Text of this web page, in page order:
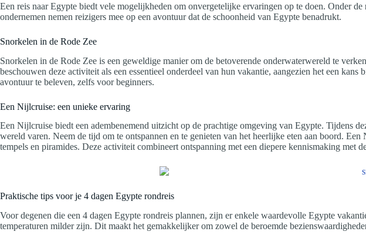
Een reis naar Egypte biedt vele mogelijkheden om onvergetelijke ervaringen op te doen. Onder
ondernemen nemen reizigers mee op een avontuur dat de schoonheid van Egypte benadrukt.
Snorkelen in de Rode Zee
Snorkelen in de Rode Zee is een geweldige manier om de betoverende onderwaterwereld te
beschouwen deze activiteit als een essentieel onderdeel van hun vakantie, aangezien het een
avontuur te beleven, zelfs voor beginners.
Een Nijlcruise: een unieke ervaring
Een Nijlcruise biedt een adembenemend uitzicht op de prachtige omgeving van Egypte. Tijdens
wereld varen. Neem de tijd om te ontspannen en te genieten van het heerlijke eten aan boord.
tempels en piramides. Deze activiteit combineert ontspanning met een diepere kennismaking met
Praktische tips voor je 4 dagen Egypte rondreis
Voor degenen die een 4 dagen Egypte rondreis plannen, zijn er enkele waardevolle Egypte
temperaturen milder zijn. Dit maakt het gemakkelijker om zowel de beroemde